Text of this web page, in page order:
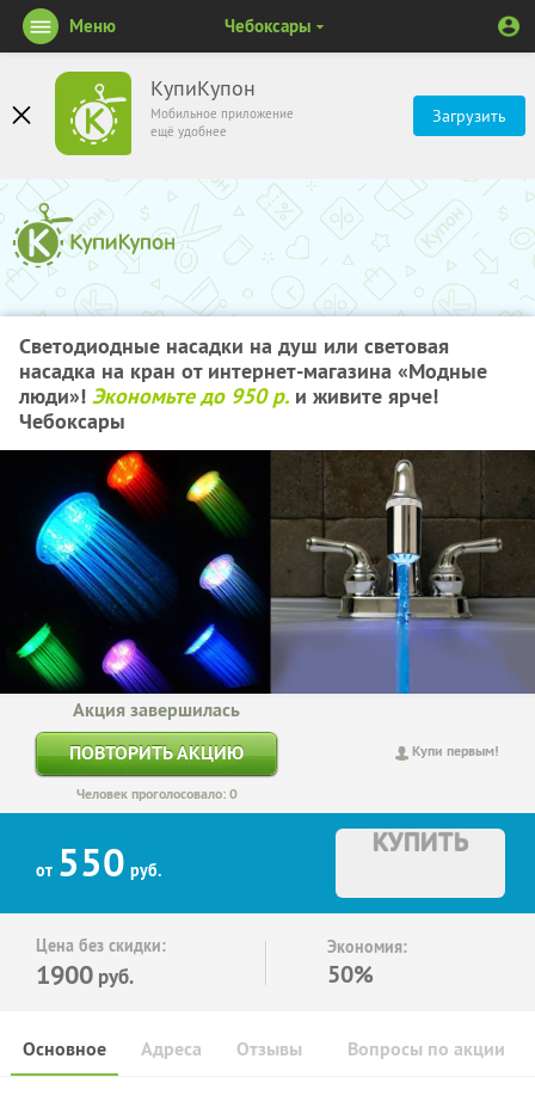
КупиКупон
Мобильное приложение
ещё удобнее
Загрузить
Меню Чебоксары
Светодиодные насадки на душ или световая
насадка на кран от интернет-магазина «Модные
люди»! Экономьте до 950 р. и живите ярче!
Чебоксары
Купи первым!
Акция завершилась
ПОВТОРИТЬ АКЦИЮ
Человек проголосовало: 0
от 550 руб.
КУПИТЬ
Цена без скидки:
1900 руб.
Экономия:
50%
Основное Отзывы Вопросы по акции
Адреса